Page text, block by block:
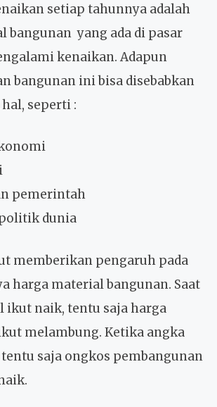
setiap tahunnya adalah
bangunan yang ada di pasar
kenaikan. Adapun
bangunan ini bisa disebabkan
seperti :
pemerintah
dunia
memberikan pengaruh pada
harga material bangunan. Saat
ikut naik, tentu saja harga
melambung. Ketika angka
saja ongkos pembangunan